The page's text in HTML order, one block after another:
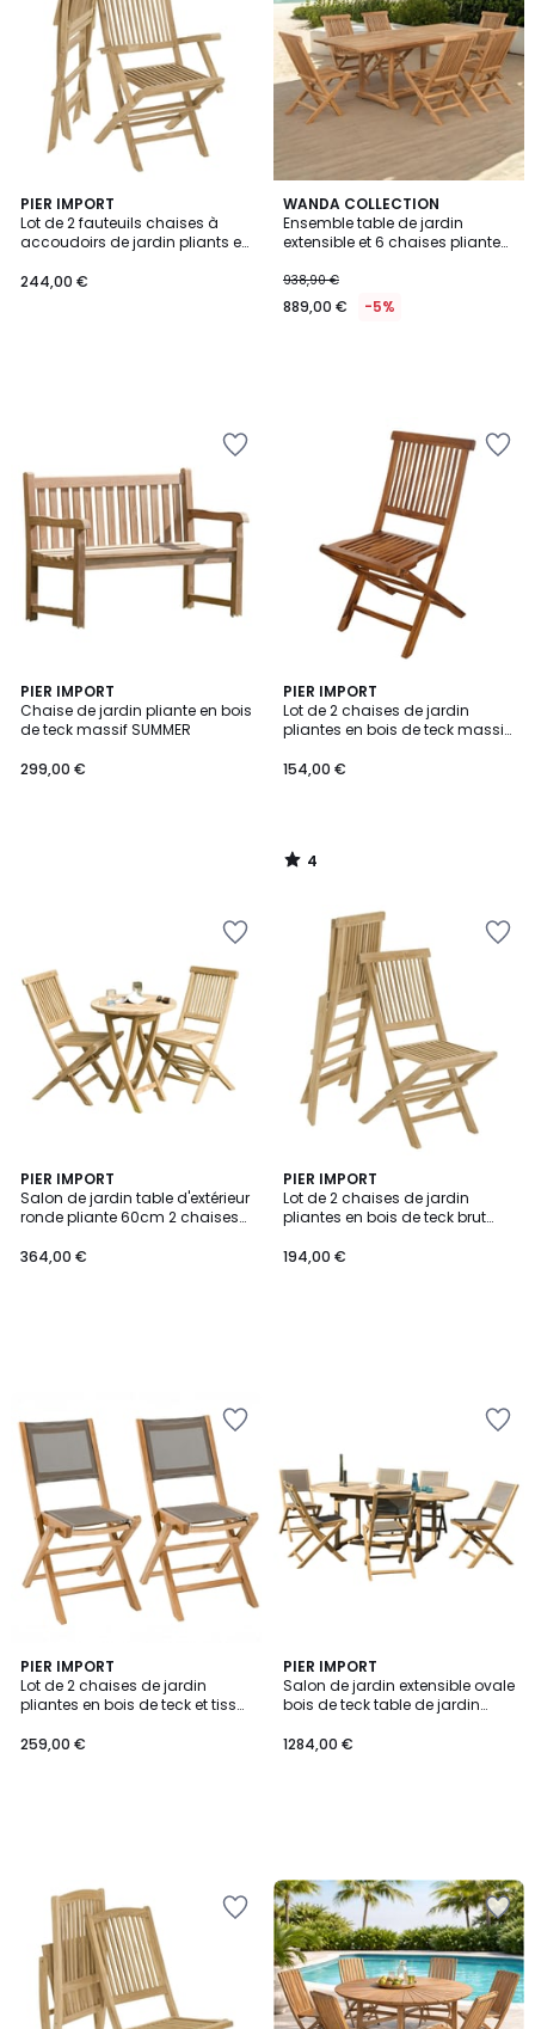
PIER IMPORT
Lot de 2 fauteuils chaises à
accoudoirs de jardin pliants en
SUMMER
244,00 €
WANDA COLLECTION
Ensemble table de jardin
extensible et 6 chaises pliantes
938,90 €
889,00 € -5%
PIER IMPORT
Chaise de jardin pliante en bois
de teck massif SUMMER
299,00 €
PIER IMPORT
Lot de 2 chaises de jardin
pliantes en bois de teck massif
154,00 €
4
/
5
4
/
PIER IMPORT
Salon de jardin table d'extérieur
ronde pliante 60cm 2 chaises
SUMMER
364,00 €
PIER IMPORT
Lot de 2 chaises de jardin
pliantes en bois de teck brut
194,00 €
PIER IMPORT
Lot de 2 chaises de jardin
pliantes en bois de teck et tissu
259,00 €
PIER IMPORT
Salon de jardin extensible ovale
bois de teck table de jardin
pliantes SUMMER
1284,00 €